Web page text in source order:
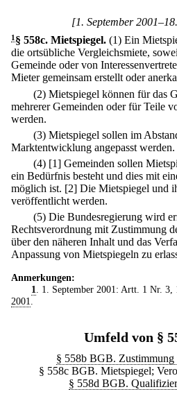
[1. September
1§ 558c. Mietspiegel. (1) Ein
die ortsübliche Vergleichsmiete,
Gemeinde oder von
Mieter gemeinsam erstellt oder
(2) Mietspiegel können für das
mehrerer Gemeinden oder für Teile
werden.
(3) Mietspiegel sollen im
Marktentwicklung angepasst werden.
(4) [1] Gemeinden sollen
ein Bedürfnis besteht und dies mit
möglich ist. [2] Die Mietspiegel und
veröffentlicht werden.
(5) Die Bundesregierung wird
Rechtsverordnung mit Zustimmung
über den näheren Inhalt und das
Anpassung von Mietspiegeln zu
Anmerkungen:
1. 1. September 2001: Artt. 1 Nr. 3,
2001.
Umfeld von §
§ 558b BGB.
§ 558c BGB. Mietspiegel;
§ 558d BGB.